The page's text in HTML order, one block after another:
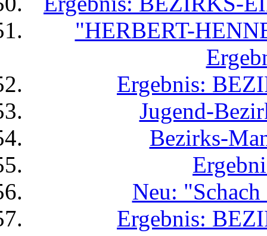
"HERBERT-
Ergebnis:
Jugend-
Bezirks-
Neu:
Ergebnis: